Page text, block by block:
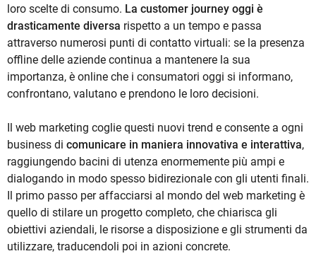
loro scelte di consumo. La customer journey oggi è
drasticamente diversa rispetto a un tempo e passa
attraverso numerosi punti di contatto virtuali: se la presenza
offline delle aziende continua a mantenere la sua
importanza, è online che i consumatori oggi si informano,
confrontano, valutano e prendono le loro decisioni.
Il web marketing coglie questi nuovi trend e consente a ogni
business di comunicare in maniera innovativa e interattiva,
raggiungendo bacini di utenza enormemente più ampi e
dialogando in modo spesso bidirezionale con gli utenti finali.
Il primo passo per affacciarsi al mondo del web marketing è
quello di stilare un progetto completo, che chiarisca gli
obiettivi aziendali, le risorse a disposizione e gli strumenti da
utilizzare, traducendoli poi in azioni concrete.